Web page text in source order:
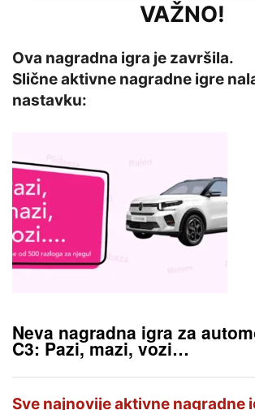
VAŽNO!
Ova nagradna igra je završila.
Slične aktivne nagradne igre
nastavku:
Neva nagradna igra za
C3: Pazi, mazi, vozi…
Sve najnovije aktivne nagradne